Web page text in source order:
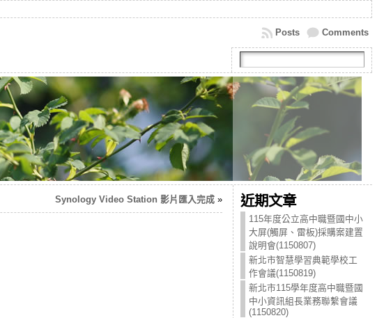
Comments
Posts
Synology Video Station 影片匯入完成» 近期文章
115年度公立高中職暨國中小
大屏(觸屏、雷板)採購案建置
說明會(1150807)
新北市智慧學習典範學校工
作會議(1150819)
新北市115學年度高中職暨國
中小資訊組長業務聯繫會議
(1150820)